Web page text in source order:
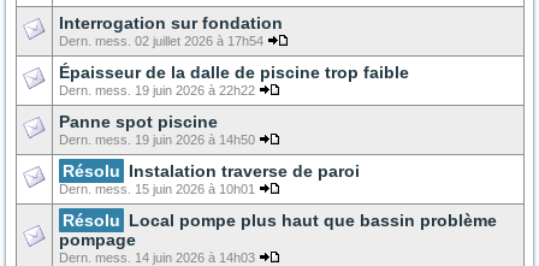
Interrogation sur fondation
Dern. mess. 02 juillet 2026 à 17h54
Épaisseur de la dalle de piscine trop faible
Dern. mess. 19 juin 2026 à 22h22
Panne spot piscine
Dern. mess. 19 juin 2026 à 14h50
Résolu Instalation traverse de paroi
Dern. mess. 15 juin 2026 à 10h01
Résolu Local pompe plus haut que bassin problème
pompage
Dern. mess. 14 juin 2026 à 14h03